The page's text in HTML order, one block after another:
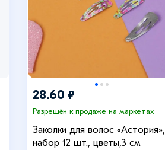
28.60 ₽
Разрешён к продаже на маркетах
Заколки для волос «Астория»,
набор 12 шт., цветы,3 см